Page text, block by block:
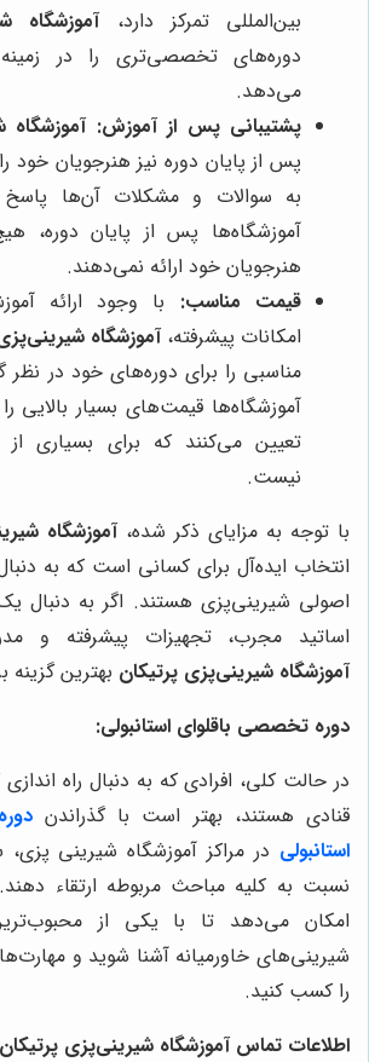
بین‌المللی تمرکز دارد،آموزشگاه
دوره‌های تخصصی‌تری را در زمینه
می‌دهد.
پشتیبانی پس از آموزش: آموزشگاه
پس از پایان دوره نیز هنرجویان خود
به سوالات و مشکلات آن‌ها
آموزشگاه‌ها پس از پایان دوره،
هنرجویان خود ارائه نمی‌دهند.
قیمت مناسب: با وجود ارائه
امکانات پیشرفته،آموزشگاه
مناسبی را برای دوره‌های خود در
آموزشگاه‌ها قیمت‌های بسیار بالایی
تعیین می‌کنند که برای بسیاری از
نیست.
با توجه به مزایای ذکر شده،آموزشگاه
انتخاب ایده‌آل برای کسانی است که به
اصولی شیرینی‌پزی هستند. اگر به دنبال یک
اساتید مجرب، تجهیزات پیشرفته و
آموزشگاه شیرینی‌پزی پرتیکان بهترین
دوره تخصصی باقلوای استانبولی:
در حالت کلی، افرادی که به دنبال راه
قنادی هستند، بهتر است با گذراندن
استانبولی در مراکز آموزشگاه شیرینی
نسبت به کلیه مباحث مربوطه ارتقاء
امکان می‌دهد تا با یکی از
شیرینی‌های خاورمیانه آشنا شوید و
را کسب کنید.
اطلاعات تماس آموزشگاه شیرینی‌پزی